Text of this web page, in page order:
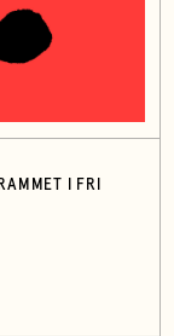
I FRI